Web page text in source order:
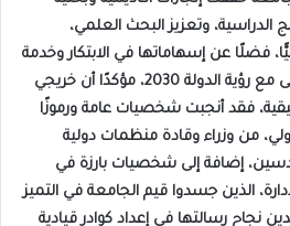
وتعزيز البحث العلمي،
فضلًا عن إسهاماتها في الابتكار وخدمة
التنمية المستدامة بما يتماشى مع رؤية الدولة 2030، مؤكدًا أن خريجي
فقد أنجبت شخصيات عامة ورموزًا
من وزراء وقادة منظمات دولية
إضافة إلى شخصيات بارزة في
الذين جسدوا قيم الجامعة في التميز
نجاح رسالتها في إعداد كوادر قيادية